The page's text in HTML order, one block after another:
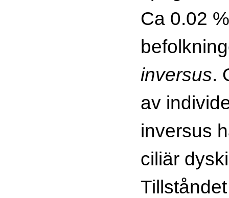
Ca 0.02
inversus.
av
inversus
ciliär